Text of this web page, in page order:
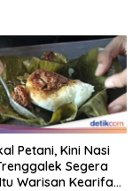
Petani, Kini Nasi
Segera
Warisan Kearifan